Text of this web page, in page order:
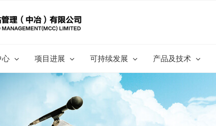
心 项目进展 可持续发展 产品及技术